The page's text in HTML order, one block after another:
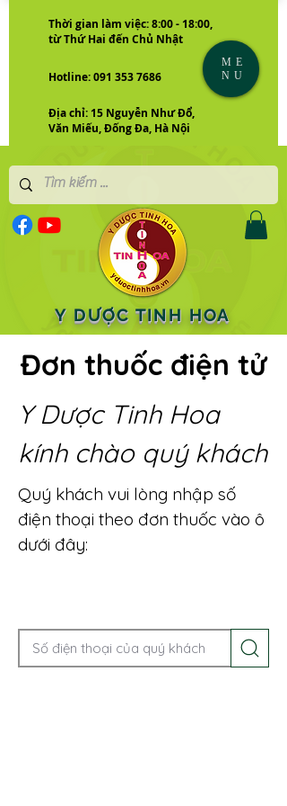
Thời gian làm việc: 8:00 - 18:00,
từ Thứ Hai đến Chủ Nhật
Hotline: 091 353 7686
Địa chỉ: 15 Nguyễn Như Đổ,
Văn Miếu, Đống Đa, Hà Nội
Y DƯỢC TINH HOA
ME
NU
Đơn thuốc điện tử
Y Dược Tinh Hoa
kính chào quý khách
Quý khách vui lòng nhập số
điện thoại theo đơn thuốc vào ô
dưới đây: